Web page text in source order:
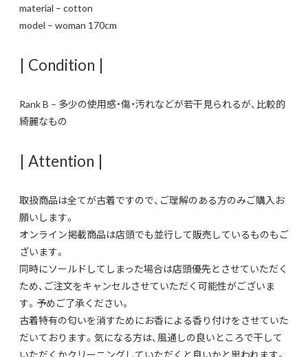
material – cotton
model – woman 170cm
| Condition |
Rank B – 多少の使用感・傷・汚れなどが若干見られるが、比較的
綺麗なもの
| Attention |
取扱商品は全てが古着ですので、ご理解のある方のみご購入お
願いします。
オンライン掲載商品は店頭でも並行して販売しているものもご
ざいます。
同時にソールドしてしまった場合は店頭優先とさせていただく
ため、ご注文をキャンセルさせていただく可能性がございま
す。予めご了承ください。
古着特有の匂いを消すためにお香による香り付けをさせていた
だいております。気になる方は、風通しの良いところで干して